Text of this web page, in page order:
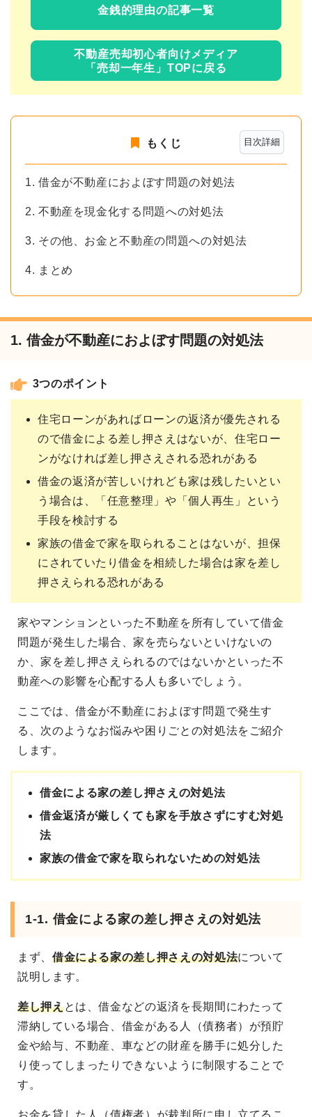
金銭的理由の記事一覧
不動産売却初心者向けメディア
「売却一年生」TOPに戻る
目次詳細
もくじ
1. 借金が不動産におよぼす問題の対処法
2. 不動産を現金化する問題への対処法
3. その他、お金と不動産の問題への対処法
4. まとめ
1. 借金が不動産におよぼす問題の対処法
3つのポイント
住宅ローンがあればローンの返済が優先される
ので借金による差し押さえはないが、住宅ロー
ンがなければ差し押さえされる恐れがある
借金の返済が苦しいけれども家は残したいとい
う場合は、「任意整理」や「個人再生」という
手段を検討する
家族の借金で家を取られることはないが、担保
にされていたり借金を相続した場合は家を差し
押さえられる恐れがある
家やマンションといった不動産を所有していて借金
問題が発生した場合、家を売らないといけないの
か、家を差し押さえられるのではないかといった不
動産への影響を心配する人も多いでしょう。
ここでは、借金が不動産におよぼす問題で発生す
る、次のようなお悩みや困りごとの対処法をご紹介
します。
借金による家の差し押さえの対処法
借金返済が厳しくても家を手放さずにすむ対処
法
家族の借金で家を取られないための対処法
1-1. 借金による家の差し押さえの対処法
まず、 借金による家の差し押さえの対処法について
説明します。
差し押えとは、借金などの返済を長期間にわたって
滞納している場合、借金がある人（債務者）が預貯
金や給与、不動産、車などの財産を勝手に処分した
り使ってしまったりできないように制限することで
す。